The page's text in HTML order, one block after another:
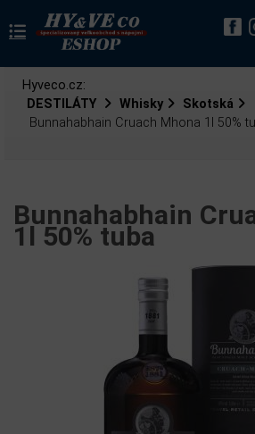
Hyveco.cz:
DESTILÁTY
Whisky
Skotská
Bunnahabhain Cruach Mhona 1l 50%
Bunnahabhain
1l 50% tuba